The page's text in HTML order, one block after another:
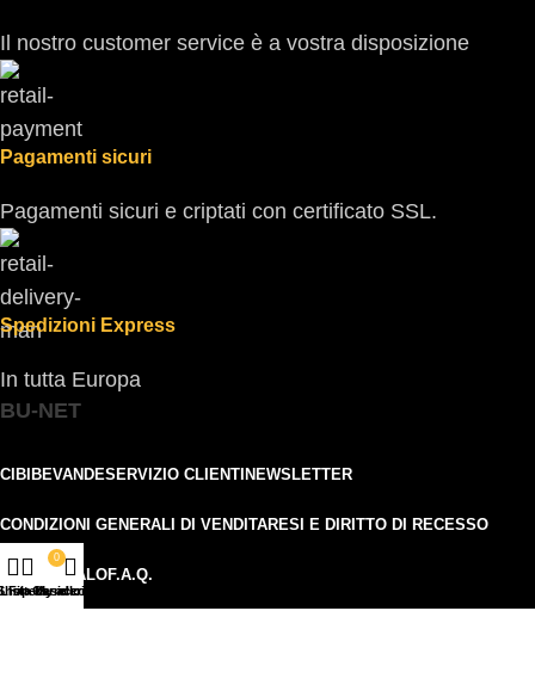
Il nostro customer service è a vostra disposizione
Pagamenti sicuri
Pagamenti sicuri e criptati con certificato SSL.
Spedizioni Express
In tutta Europa
BU-NET
CIBI BEVANDESERVIZIO CLIENTI NEWSLETTER
CONDIZIONI GENERALI DI VENDITARESI E DIRITTO DI RECESSO
IDEE REGALOF.A.Q.
Filters
Lista desideri
0
Carrello
My account